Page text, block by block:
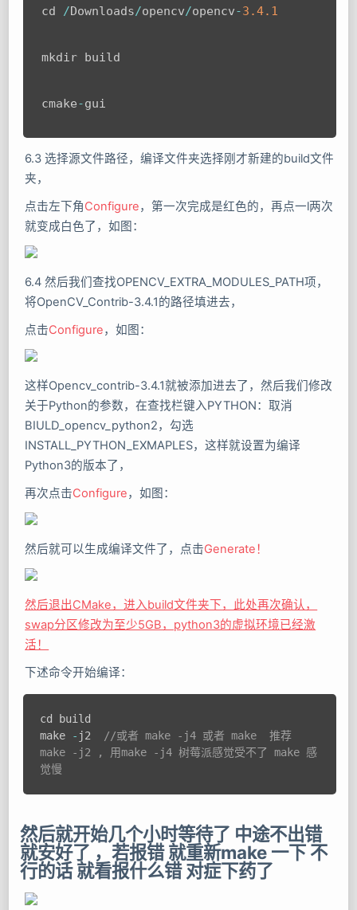
cd /Downloads/opencv/opencv-3.4.1
mkdir build
cmake-gui
6.3 选择源文件路径，编译文件夹选择刚才新建的build文件
夹，
点击左下角Configure，第一次完成是红色的，再点一l两次
就变成白色了，如图：
6.4 然后我们查找OPENCV_EXTRA_MODULES_PATH项，
将OpenCV_Contrib-3.4.1的路径填进去，
点击Configure，如图：
这样Opencv_contrib-3.4.1就被添加进去了，然后我们修改
关于Python的参数，在查找栏键入PYTHON：取消
BIULD_opencv_python2，勾选
INSTALL_PYTHON_EXMAPLES，这样就设置为编译
Python3的版本了，
再次点击Configure，如图：
然后就可以生成编译文件了，点击Generate！
然后退出CMake，进入build文件夹下，此处再次确认，
swap分区修改为至少5GB，python3的虚拟环境已经激
活！
下述命令开始编译：
cd build
make
- j2
//或者 make -j4 或者 make  推荐
make -j2 , 用make -j4 树莓派感觉受不了 make 感
觉慢
然后就开始几个小时等待了 中途不出错
就安好了 ，若报错 就重新make 一下 不
行的话 就看报什么错 对症下药了